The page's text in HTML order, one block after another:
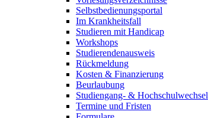
Selbstbedienungsportal
Im Krankheitsfall
Studieren mit Handicap
Workshops
Studierendenausweis
Rückmeldung
Kosten & Finanzierung
Beurlaubung
Studiengang- & Hochschulwechsel
Termine und Fristen